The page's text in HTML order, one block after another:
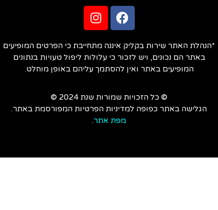
האתר שירות בקליק איננה מתחייבת כי הפרטים המופיעים
באתר הם נכונים, ויש לזכור כי עלולות ליפול טעויות בנתונים
המופיעים באתר ואין להסתמך עליהם באופן מוחלט.
© כל הזכויות שמורות שנת 2024 ©
הגלישה באתר כפופה למדיניות הפרטיות המפורסמת באתר.
מפת אתר.